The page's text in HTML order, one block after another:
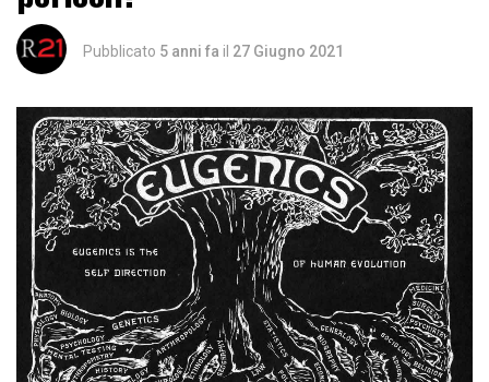
Pubblicato 5 anni fa il 27 Giugno 2021